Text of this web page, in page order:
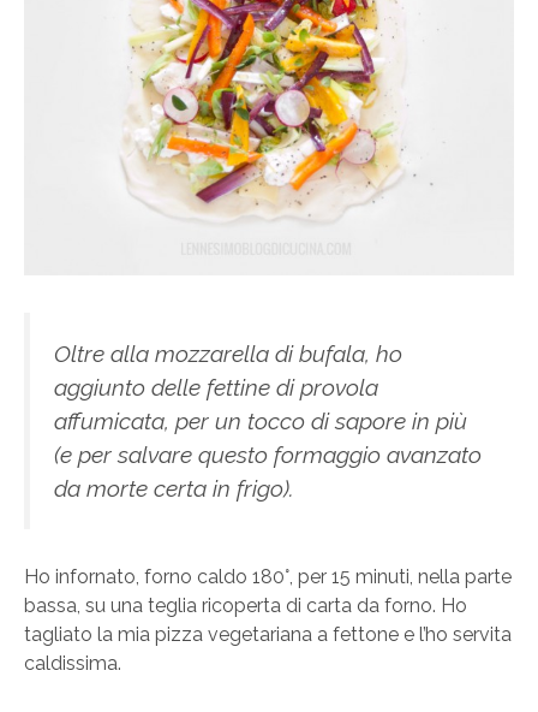
Oltre alla mozzarella di bufala, ho
aggiunto delle fettine di provola
affumicata, per un tocco di sapore in più
(e per salvare questo formaggio avanzato
da morte certa in frigo).
Ho infornato, forno caldo 180°, per 15 minuti, nella parte
bassa, su una teglia ricoperta di carta da forno. Ho
tagliato la mia pizza vegetariana a fettone e l’ho servita
caldissima.